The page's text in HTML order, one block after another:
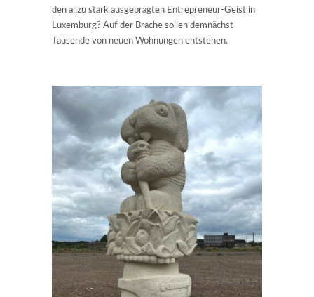
den allzu stark ausgeprägten Entrepreneur-Geist in
Luxemburg? Auf der Brache sollen demnächst
Tausende von neuen Wohnungen entstehen.